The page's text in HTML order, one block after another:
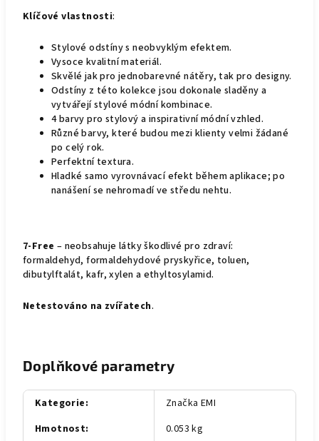
Klíčové vlastnosti:
Stylové odstíny s neobvyklým efektem.
Vysoce kvalitní materiál.
Skvělé jak pro jednobarevné nátěry, tak pro designy.
Odstíny z této kolekce jsou dokonale sladěny a
vytvářejí stylové módní kombinace.
4 barvy pro stylový a inspirativní módní vzhled.
Různé barvy, které budou mezi klienty velmi žádané
po celý rok.
Perfektní textura.
Hladké samo vyrovnávací efekt během aplikace; po
nanášení se nehromadí ve středu nehtu.
7-Free – neobsahuje látky škodlivé pro zdraví:
formaldehyd, formaldehydové pryskyřice, toluen,
dibutylftalát, kafr, xylen a ethyltosylamid.
Netestováno na zvířatech.
Doplňkové parametry
Kategorie:
Značka EMI
Hmotnost:
0.053 kg